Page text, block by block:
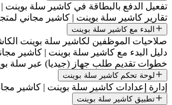
تفعيل الدفع بالبطاقة في كاشير سلة بوينت
تقارير كاشير سلة بوينت | كاشير مجاني
البدء مع كاشير سلة بوينت
صلاحيات الموظفين لكاشير سلة بوينت
دليل البدء مع كاشير سلة بوينت | كاشير
خطوات تقديم طلب جهاز (جيديا) عبر سلة
لوحة تحكم كاشير سلة بوينت
إدارة إعدادات كاشير سلة بوينت | كاشير
تطبيق كاشير سلة بوينت